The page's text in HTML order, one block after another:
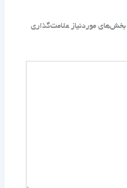
بخش‌های موردنیاز علامت‌گذاری